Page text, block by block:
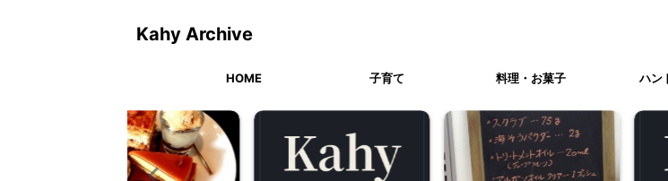
Kahy Archive
HOME 子育て 料理・お菓子 ハン